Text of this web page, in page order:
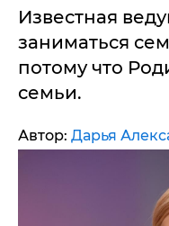
Известная
заниматься
потому что
семьи.
Автор: Дарья